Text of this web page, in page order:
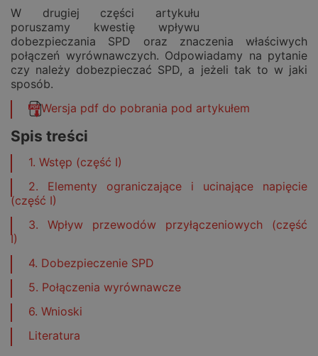
W drugiej części artykułu
poruszamy kwestię wpływu
dobezpieczania SPD oraz znaczenia właściwych
połączeń wyrównawczych. Odpowiadamy na pytanie
czy należy dobezpieczać SPD, a jeżeli tak to w jaki
sposób.
Wersja pdf do pobrania pod artykułem
Spis treści
1. Wstęp (część I)
2. Elementy ograniczające i ucinające napięcie
(część I)
3. Wpływ przewodów przyłączeniowych (część
I)
4. Dobezpieczenie SPD
5. Połączenia wyrównawcze
6. Wnioski
Literatura